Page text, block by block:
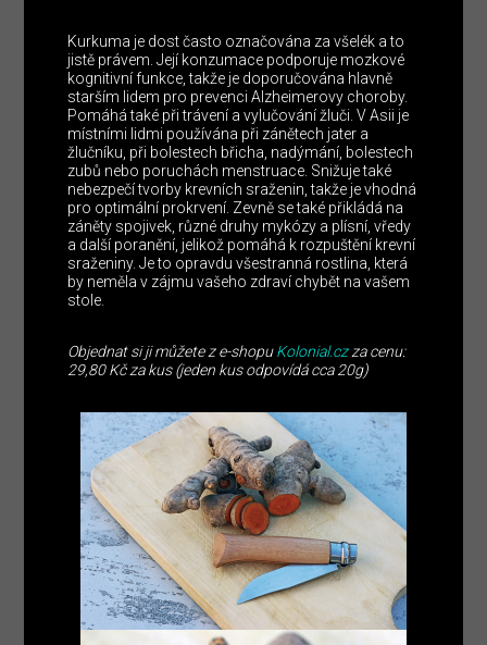
Kurkuma je dost často označována za všelék a to
jistě právem. Její konzumace podporuje mozkové
kognitivní funkce, takže je doporučována hlavně
starším lidem pro prevenci Alzheimerovy choroby.
Pomáhá také při trávení a vylučování žluči. V Asii je
místními lidmi používána při zánětech jater a
žlučníku, při bolestech břicha, nadýmání, bolestech
zubů nebo poruchách menstruace. Snižuje také
nebezpečí tvorby krevních sraženin, takže je vhodná
pro optimální prokrvení. Zevně se také přikládá na
záněty spojivek, různé druhy mykózy a plísní, vředy
a další poranění, jelikož pomáhá k rozpuštění krevní
sraženiny. Je to opravdu všestranná rostlina, která
by neměla v zájmu vašeho zdraví chybět na vašem
stole.
Objednat si ji můžete z e-shopuKolonial.czza cenu:
29,80 Kč za kus (jeden kus odpovídá cca 20g)